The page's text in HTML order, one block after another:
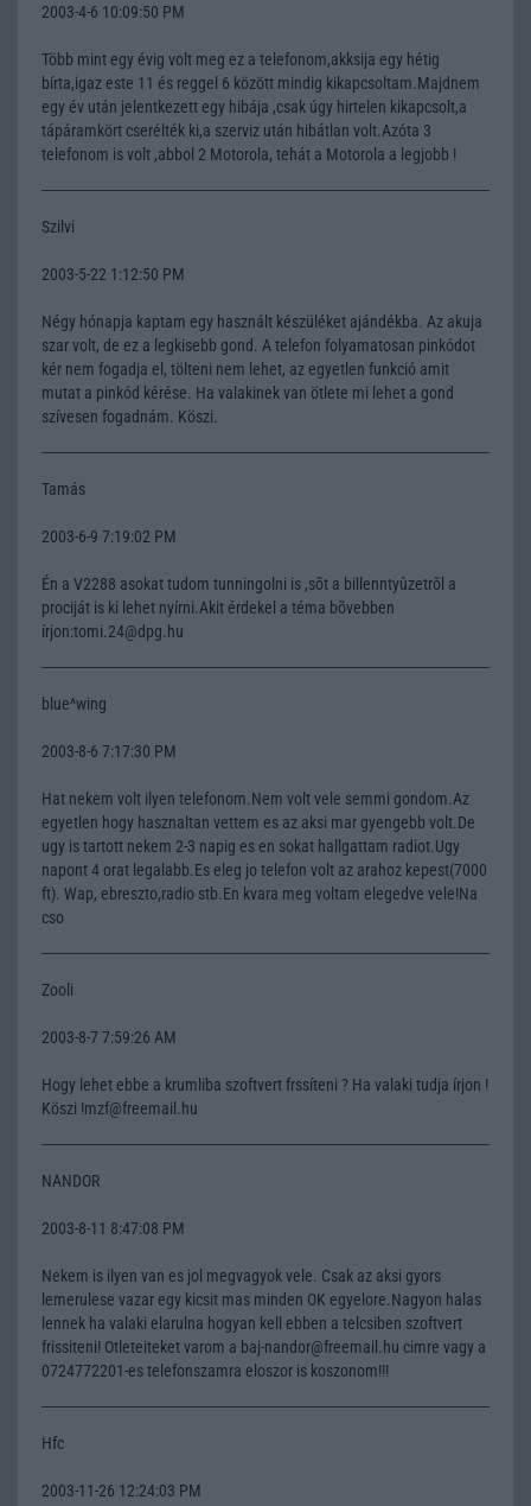
2003-4-6 10:09:50 PM
Több mint egy évig volt meg ez a telefonom,akksija egy hétig
bírta,igaz este 11 és reggel 6 között mindig kikapcsoltam.Majdnem
egy év után jelentkezett egy hibája ,csak úgy hirtelen kikapcsolt,a
tápáramkört cserélték ki,a szerviz után hibátlan volt.Azóta 3
telefonom is volt ,abbol 2 Motorola, tehát a Motorola a legjobb !
Szilvi
2003-5-22 1:12:50 PM
Négy hónapja kaptam egy használt készüléket ajándékba. Az akuja
szar volt, de ez a legkisebb gond. A telefon folyamatosan pinkódot
kér nem fogadja el, tölteni nem lehet, az egyetlen funkció amit
mutat a pinkód kérése. Ha valakinek van ötlete mi lehet a gond
szívesen fogadnám. Köszi.
Tamás
2003-6-9 7:19:02 PM
Én a V2288 asokat tudom tunningolni is ,sõt a billenntyûzetrõl a
prociját is ki lehet nyírni.Akit érdekel a téma bõvebben
írjon:tomi.24@dpg.hu
blue^wing
2003-8-6 7:17:30 PM
Hat nekem volt ilyen telefonom.Nem volt vele semmi gondom.Az
egyetlen hogy hasznaltan vettem es az aksi mar gyengebb volt.De
ugy is tartott nekem 2-3 napig es en sokat hallgattam radiot.Ugy
napont 4 orat legalabb.Es eleg jo telefon volt az arahoz kepest(7000
ft). Wap, ebreszto,radio stb.En kvara meg voltam elegedve vele!Na
cso
Zooli
2003-8-7 7:59:26 AM
Hogy lehet ebbe a krumliba szoftvert frssíteni ? Ha valaki tudja írjon !
Köszi !mzf@freemail.hu
NANDOR
2003-8-11 8:47:08 PM
Nekem is ilyen van es jol megvagyok vele. Csak az aksi gyors
lemerulese vazar egy kicsit mas minden OK egyelore.Nagyon halas
lennek ha valaki elarulna hogyan kell ebben a telcsiben szoftvert
frissiteni! Otleteiteket varom a baj-nandor@freemail.hu cimre vagy a
0724772201-es telefonszamra eloszor is koszonom!!!
Hfc
2003-11-26 12:24:03 PM